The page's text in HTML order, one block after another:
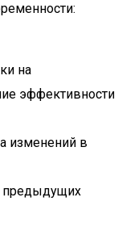
на
эффективности
изменений в
предыдущих